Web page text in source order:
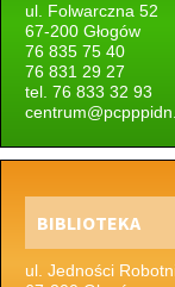
ul. Folwarczna 52
67-200 Głogów
76 835 75 40
76 831 29 27
tel. 76 833 32 93
BIBLIOTEKA
ul. Jedności